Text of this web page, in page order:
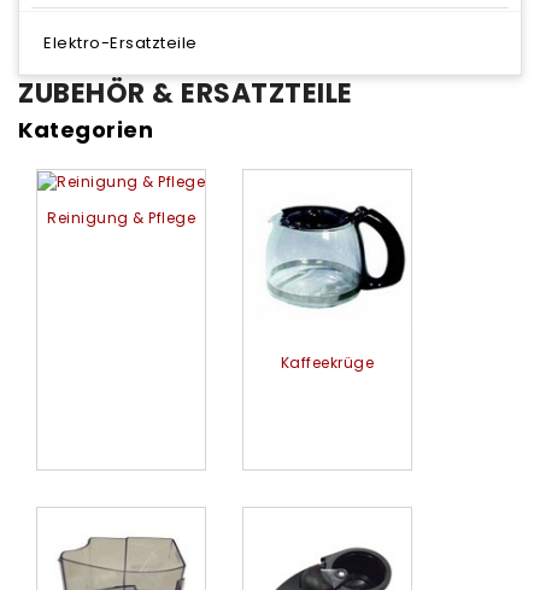
Elektro-Ersatzteile
ZUBEHÖR & ERSATZTEILE
Kategorien
Reinigung & Pflege
Kaffeekrüge